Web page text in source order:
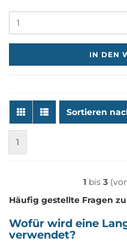
IN DEN
Sortieren
1
1bis 3
Häufig gestellte Fragen
Wofür wird eine
verwendet?